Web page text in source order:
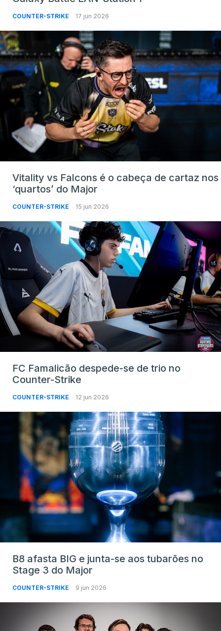
COUNTER-STRIKE 17 jun 2026
Vitality vs Falcons é o cabeça de cartaz nos
‘quartos’ do Major
COUNTER-STRIKE 15 jun 2026
FC Famalicão despede-se de trio no
Counter-Strike
COUNTER-STRIKE 12 jun 2026
B8 afasta BIG e junta-se aos tubarões no
Stage 3 do Major
COUNTER-STRIKE 9 jun 2026